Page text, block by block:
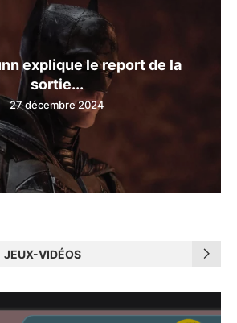
explique le report de la
sortie...
27 décembre 2024
JEUX-VIDÉOS